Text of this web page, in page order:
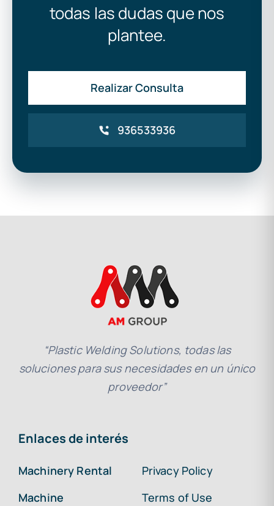
todas las dudas que nos
plantee.
Realizar Consulta
936533936
“Plastic Welding Solutions, todas las
soluciones para sus necesidades en un único
proveedor”
Enlaces de interés
Machinery Rental
Machine
Privacy Policy
Terms of Use